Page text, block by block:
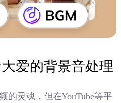
爱的背景音处理
的灵魂，但在YouTube等平